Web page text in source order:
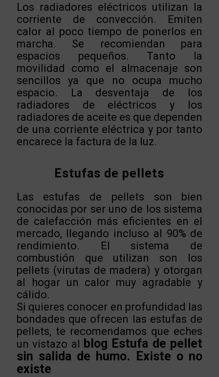
Los radiadores eléctricos utilizan la
corriente de convección. Emiten
calor al poco tiempo de ponerlos en
marcha. Se recomiendan para
espacios pequeños. Tanto la
movilidad como el almacenaje son
sencillos ya que no ocupa mucho
espacio. La desventaja de los
radiadores de eléctricos y los
radiadores de aceite es que dependen
de una corriente eléctrica y por tanto
encarece la factura de la luz.
Estufas de pellets
Las estufas de pellets son bien
conocidas por ser uno de los sistema
de calefacción más eficientes en el
mercado, llegando incluso al 90% de
rendimiento. El sistema de
combustión que utilizan son los
pellets (virutas de madera) y otorgan
al hogar un calor muy agradable y
cálido.
Si quieres conocer en profundidad las
bondades que ofrecen las estufas de
pellets, te recomendamos que eches
un vistazo al blog Estufa de pellet
sin salida de humo. Existe o no
existe